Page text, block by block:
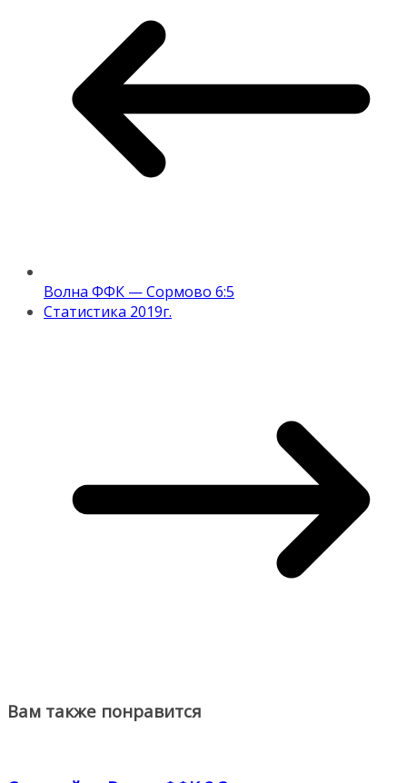
Волна ФФК — Сормово 6:5
Статистика 2019г.
Вам также понравится